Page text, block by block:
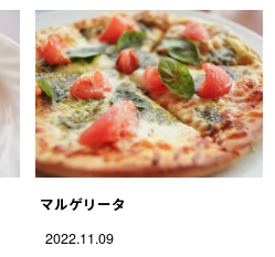
マルゲリータ
2022.11.09